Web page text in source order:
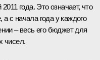
года. Это означает, что
а с начала года у каждого
– весь его бюджет для
чисел.